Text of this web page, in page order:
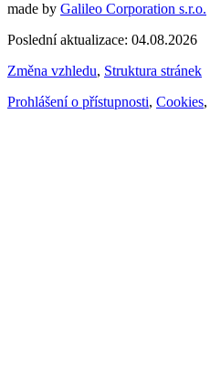
made by Galileo Corporation s.r.o.
Poslední aktualizace: 04.08.2026
Změna vzhledu, Struktura stránek
Prohlášení o přístupnosti, Cookies,